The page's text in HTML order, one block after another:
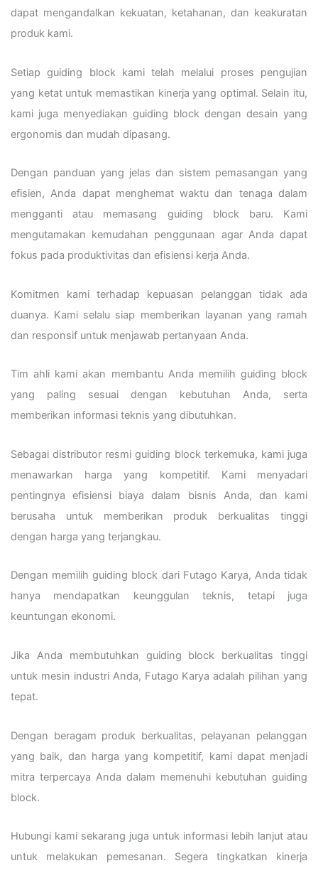
dapat mengandalkan kekuatan, ketahanan, dan keakuratan
produk kami.
Setiap guiding block kami telah melalui proses pengujian
yang ketat untuk memastikan kinerja yang optimal. Selain itu,
kami juga menyediakan guiding block dengan desain yang
ergonomis dan mudah dipasang.
Dengan panduan yang jelas dan sistem pemasangan yang
efisien, Anda dapat menghemat waktu dan tenaga dalam
mengganti atau memasang guiding block baru. Kami
mengutamakan kemudahan penggunaan agar Anda dapat
fokus pada produktivitas dan efisiensi kerja Anda.
Komitmen kami terhadap kepuasan pelanggan tidak ada
duanya. Kami selalu siap memberikan layanan yang ramah
dan responsif untuk menjawab pertanyaan Anda.
Tim ahli kami akan membantu Anda memilih guiding block
yang paling sesuai dengan kebutuhan Anda, serta
memberikan informasi teknis yang dibutuhkan.
Sebagai distributor resmi guiding block terkemuka, kami juga
menawarkan harga yang kompetitif. Kami menyadari
pentingnya efisiensi biaya dalam bisnis Anda, dan kami
berusaha untuk memberikan produk berkualitas tinggi
dengan harga yang terjangkau.
Dengan memilih guiding block dari Futago Karya, Anda tidak
hanya mendapatkan keunggulan teknis, tetapi juga
keuntungan ekonomi.
Jika Anda membutuhkan guiding block berkualitas tinggi
untuk mesin industri Anda, Futago Karya adalah pilihan yang
tepat.
Dengan beragam produk berkualitas, pelayanan pelanggan
yang baik, dan harga yang kompetitif, kami dapat menjadi
mitra terpercaya Anda dalam memenuhi kebutuhan guiding
block.
Hubungi kami sekarang juga untuk informasi lebih lanjut atau
untuk melakukan pemesanan. Segera tingkatkan kinerja